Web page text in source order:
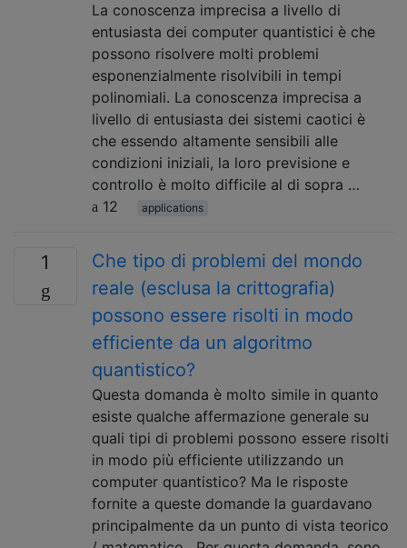
La conoscenza imprecisa a livello di
entusiasta dei computer quantistici è che
possono risolvere molti problemi
esponenzialmente risolvibili in tempi
polinomiali. La conoscenza imprecisa a
livello di entusiasta dei sistemi caotici è
che essendo altamente sensibili alle
condizioni iniziali, la loro previsione e
controllo è molto difficile al di sopra …
12
applications
1
Che tipo di problemi del mondo
reale (esclusa la crittografia)
possono essere risolti in modo
efficiente da un algoritmo
quantistico?
Questa domanda è molto simile in quanto
esiste qualche affermazione generale su
quali tipi di problemi possono essere risolti
in modo più efficiente utilizzando un
computer quantistico? Ma le risposte
fornite a queste domande la guardavano
principalmente da un punto di vista teorico